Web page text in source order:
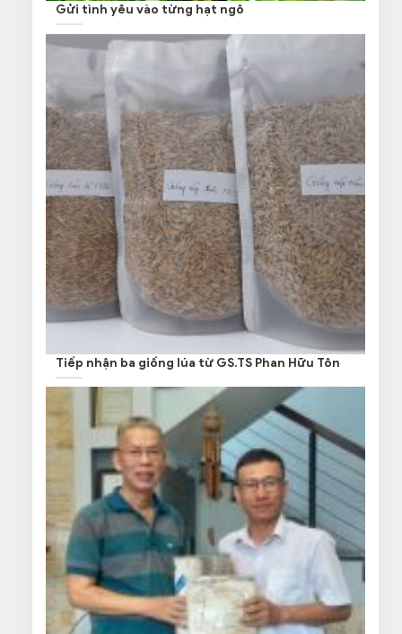
Gửi tình yêu vào từng hạt ngô
Tiếp nhận ba giống lúa từ GS.TS Phan Hữu Tôn